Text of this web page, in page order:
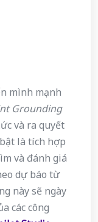
mình mạnh
Grounding
và ra quyết
là tích hợp
và đánh giá
dự báo từ
này sẽ ngày
các công